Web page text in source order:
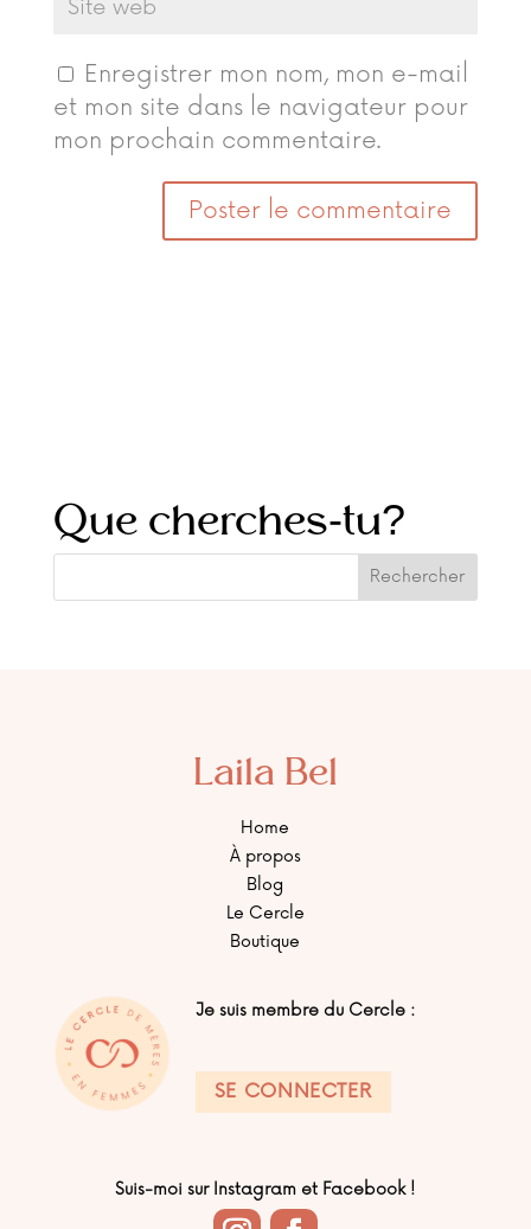
Enregistrer mon nom, mon e-mail
et mon site dans le navigateur pour
mon prochain commentaire.
Que cherches-tu?
Laila Bel
Home
À propos
Blog
Le Cercle
Boutique
Je suis membre du Cercle :
SE CONNECTER
Suis-moi sur Instagram et Facebook !